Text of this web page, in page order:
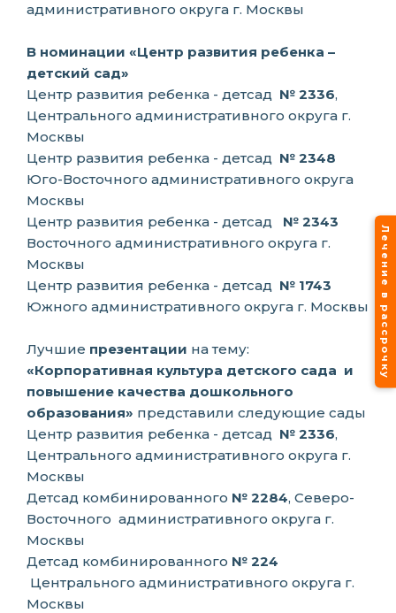
административного округа г. Москвы
В номинации «Центр развития ребенка –
детский сад»
Центр развития ребенка - детсад № 2336,
Центрального административного округа г.
Москвы
Центр развития ребенка - детсад № 2348
Юго-Восточного административного округа
Москвы
Центр развития ребенка - детсад
№ 2343
Восточного административного округа г.
Москвы
Центр развития ребенка - детсад № 1743
Южного административного округа г. Москвы
Лучшие презентации на тему:
«Корпоративная культура детского сада и
повышение качества дошкольного
образования» представили следующие сады
Центр развития ребенка - детсад № 2336,
Центрального административного округа г.
Москвы
Детсад комбинированного № 2284, Северо-
Восточного административного округа г.
Москвы
Детсад комбинированного № 224
Центрального административного округа г.
Москвы
Лечение в рассрочку